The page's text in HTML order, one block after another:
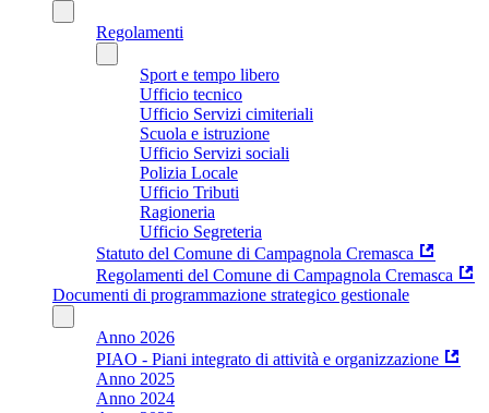
Regolamenti
Sport e tempo libero
Ufficio tecnico
Ufficio Servizi cimiteriali
Scuola e istruzione
Ufficio Servizi sociali
Polizia Locale
Ufficio Tributi
Ragioneria
Ufficio Segreteria
Statuto del Comune di Campagnola Cremasca
Regolamenti del Comune di Campagnola Cremasca
Documenti di programmazione strategico gestionale
Anno 2026
PIAO - Piani integrato di attività e organizzazione
Anno 2025
Anno 2024